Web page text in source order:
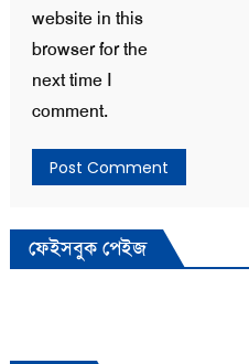
website in this
browser for the
next time I
comment.
ফেইসবুক পেইজ